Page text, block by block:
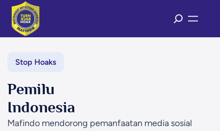
Stop Hoaks
Pemilu
Indonesia
Mafindo mendorong pemanfaatan media sosial